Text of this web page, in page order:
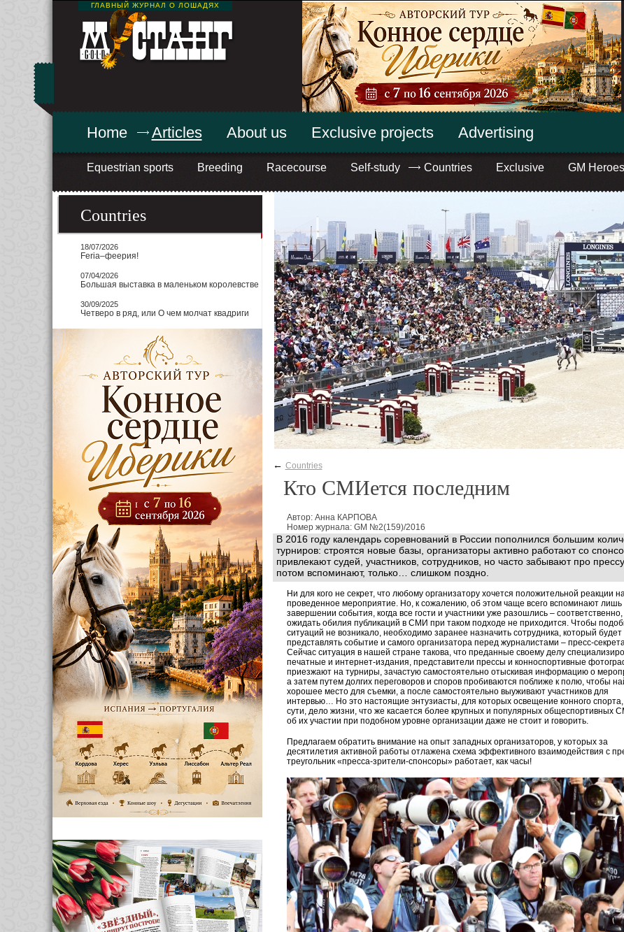
ГЛАВНЫЙ ЖУРНАЛ О ЛОШАДЯХ
Home Articles
Equestrian sports Breeding Racecourse Self-study Countries Exclusive GM Heroes
About us Exclusive projects Advertising
Countries
18/07/2026
Feria–феерия!
07/04/2026
Большая выставка в маленьком королевстве
30/09/2025
Четверо в ряд, или О чем молчат квадриги
← Countries
Кто СМИется последним
Автор: Анна КАРПОВА
Номер журнала: GM №2(159)/2016
В 2016 году календарь соревнований в России пополнился большим
турниров: строятся новые базы, организаторы активно работают со
привлекают судей, участников, сотрудников, но часто забывают про
потом вспоминают, только… слишком поздно.
Ни для кого не секрет, что любому организатору хочется положительной реакции
проведенное мероприятие. Но, к сожалению, об этом чаще всего вспоминают лишь
завершении события, когда все гости и участники уже разошлись – соответственно,
ожидать обилия публикаций в СМИ при таком подходе не приходится. Чтобы
ситуаций не возникало, необходимо заранее назначить сотрудника, который будет
представлять событие и самого организатора перед журналистами – пресс-
Сейчас ситуация в нашей стране такова, что преданные своему делу
печатные и интернет-издания, представители прессы и конноспортивные
приезжают на турниры, зачастую самостоятельно отыскивая информацию о
а затем путем долгих переговоров и споров пробиваются поближе к полю, чтобы
хорошее место для съемки, а после самостоятельно выуживают участников для
интервью… Но это настоящие энтузиасты, для которых освещение конного
сути, дело жизни, что же касается более крупных и популярных общеспортивных
об их участии при подобном уровне организации даже не стоит и говорить.
Предлагаем обратить внимание на опыт западных организаторов, у которых за
десятилетия активной работы отлажена схема эффективного взаимодействия с
треугольник «пресса-зрители-спонсоры» работает, как часы!